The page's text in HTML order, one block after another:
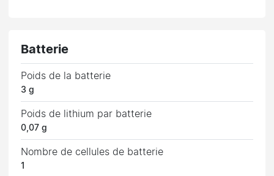
Batterie
Poids de la batterie
3 g
Poids de lithium par batterie
0,07 g
Nombre de cellules de batterie
1